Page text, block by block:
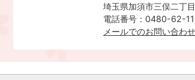
埼玉県加須市三俣二丁
電話番号：0480-62-
メールでのお問い合わ